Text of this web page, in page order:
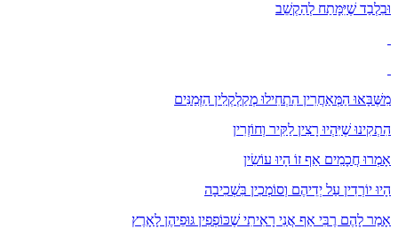
וּבִלְבַד שֶׁיִּמָּתַח לְהַקְשֵׁב
מִשֶּׁבָּאוּ הַמְּאַחֲרִין הִתְחִילוּ מְקַלְקְלִין הַזְּמַנִּים
הִתְקִינוּ שֶׁיִּהְיוּ רָצִין לַקִּיר וְחוֹזְרִין
אָמְרוּ חֲכָמִים אַף זוֹ הָיוּ עוֹשִׂין
הָיוּ יוֹרְדִין עַל יְדֵיהֶם וְסוֹמְכִין בִּשְׁכִיבָה
אָמַר לָהֶם רֶבִּי אַף אֲנִי רָאִיתִי שֶׁכּוֹפְפִין גּוּפֵיהֶן לָאָרֶץ